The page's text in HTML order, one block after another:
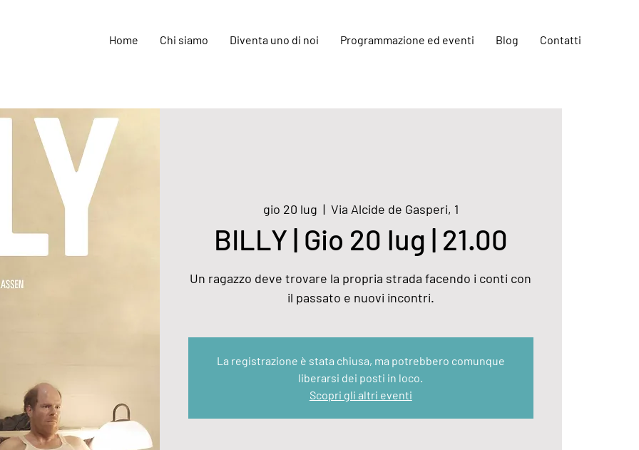
Home Chi siamo Diventa uno di noi Programmazione ed eventi Blog Contatti
gio 20 lug
  |
Via Alcide de Gasperi, 1
BILLY | Gio 20 lug | 21.00
Un ragazzo deve trovare la propria strada facendo i conti con
il passato e nuovi incontri.
La registrazione è stata chiusa, ma potrebbero comunque
liberarsi dei posti in loco.
Scopri gli altri eventi